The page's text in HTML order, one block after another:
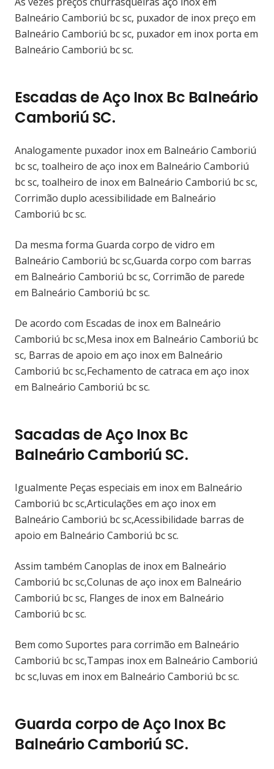
Balneário Camboriú bc sc, puxador de inox preço em
Balneário Camboriú bc sc, puxador em inox porta em
Balneário Camboriú bc sc.
Escadas de Aço Inox Bc Balneário
Camboriú SC.
Analogamente puxador inox em Balneário Camboriú
bc sc, toalheiro de aço inox em Balneário Camboriú
bc sc, toalheiro de inox em Balneário Camboriú bc sc,
Corrimão duplo acessibilidade em Balneário
Camboriú bc sc.
Da mesma forma Guarda corpo de vidro em
Balneário Camboriú bc sc,Guarda corpo com barras
em Balneário Camboriú bc sc, Corrimão de parede
em Balneário Camboriú bc sc.
De acordo com Escadas de inox em Balneário
Camboriú bc sc,Mesa inox em Balneário Camboriú bc
sc, Barras de apoio em aço inox em Balneário
Camboriú bc sc,Fechamento de catraca em aço inox
em Balneário Camboriú bc sc.
Sacadas de Aço Inox Bc
Balneário Camboriú SC.
Igualmente Peças especiais em inox em Balneário
Camboriú bc sc,Articulações em aço inox em
Balneário Camboriú bc sc,Acessibilidade barras de
apoio em Balneário Camboriú bc sc.
Assim também Canoplas de inox em Balneário
Camboriú bc sc,Colunas de aço inox em Balneário
Camboriú bc sc, Flanges de inox em Balneário
Camboriú bc sc.
Bem como Suportes para corrimão em Balneário
Camboriú bc sc,Tampas inox em Balneário Camboriú
bc sc,luvas em inox em Balneário Camboriú bc sc.
Guarda corpo de Aço Inox Bc
Balneário Camboriú SC.